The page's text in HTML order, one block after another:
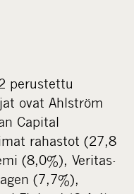
perustettu
ovat Ahlström
Capital
rahastot (27,8
(8,0%), Veritas-
(7,7%),